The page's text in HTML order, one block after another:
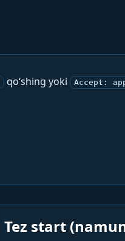
qo‘shing yoki Accept:
Tez start